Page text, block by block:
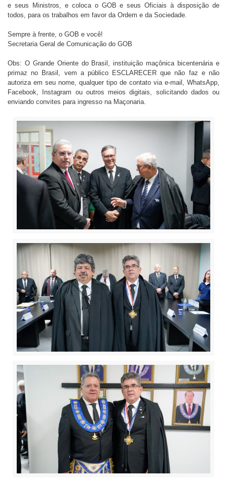
e seus Ministros, e coloca o GOB e seus Oficiais à disposição de
todos, para os trabalhos em favor da Ordem e da Sociedade.
Sempre à frente, o GOB e você!
Secretaria Geral de Comunicação do GOB
Obs: O Grande Oriente do Brasil, instituição maçônica bicentenária e
primaz no Brasil, vem a público ESCLARECER que não faz e não
autoriza em seu nome, qualquer tipo de contato via e-mail, WhatsApp,
Facebook, Instagram ou outros meios digitais, solicitando dados ou
enviando convites para ingresso na Maçonaria.